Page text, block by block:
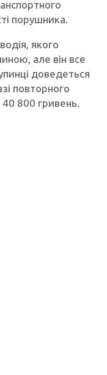
порушника.
якого
але він все
доведеться
повторного
800 гривень.